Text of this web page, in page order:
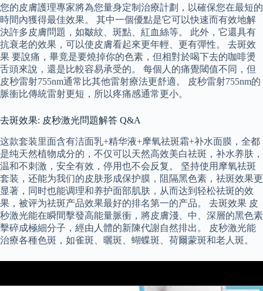
您的皮膚護理專家將為您量身定制治療計劃，以確保您在最短的
時間內獲得最佳效果。 其中一個優點是它可以快速而有效地解
決許多皮膚問題，如皺紋、斑點、紅血絲等。 此外，它還具有
抗衰老的效果，可以使皮膚看起來更年輕、更有彈性。 去斑效
果 要說痛，畢竟是要燒掉你的色素，但相對於喝下去的咖啡燙
舌頭來說，還是比較容易承受的。 每個人的痛覺閾值不同，但
皮秒雷射755nm通常比其他雷射療法更舒適。 皮秒雷射755nm的
脈衝比傳統雷射更短，所以疼痛感通常更小。
去斑效果: 皮秒激光問題解答 Q&A
这款套装里面含有洁面乳+精华液+摩氧祛斑霜+补水面膜，全都
是纯天然植物成分的，不仅可以天然高效美白祛斑，补水养肤，
温和不刺激，安全有效，停用也不会反复。 坚持使用摩氧祛斑
套装，还能为我们的皮肤形成保护膜，阻隔黑色素，祛斑效果更
显著，同时也能调理和养护面部肌肤，从而达到轻松祛斑的效
果，被评为祛斑产品效果最好的排名第一的产品。 去斑效果 皮
秒激光能在瞬間擊發高能量脈衝，將皮膚淺、中、深層的黑色素
擊碎成極細分子，經由人體的新陳代謝自然排出。 皮秒激光能
治療各種色斑，如雀斑、曬斑、蝴蝶斑、荷爾蒙斑和老人斑。